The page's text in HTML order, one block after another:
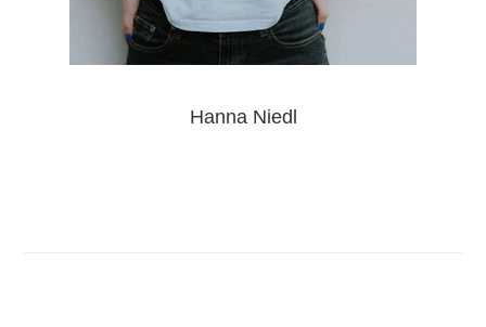
Hanna Niedl